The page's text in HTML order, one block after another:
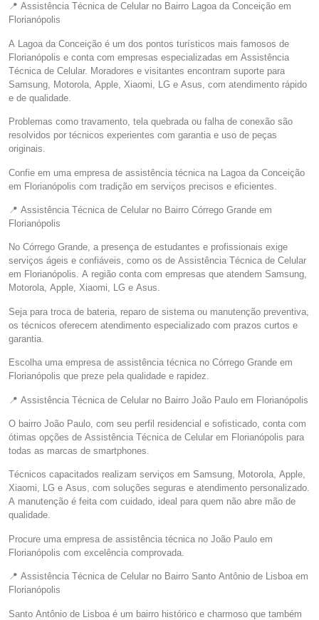
📍 Assistência Técnica de Celular no Bairro Lagoa da Conceição em
Florianópolis
A Lagoa da Conceição é um dos pontos turísticos mais famosos de
Florianópolis e conta com empresas especializadas em Assistência
Técnica de Celular. Moradores e visitantes encontram suporte para
Samsung, Motorola, Apple, Xiaomi, LG e Asus, com atendimento rápido
e de qualidade.
Problemas como travamento, tela quebrada ou falha de conexão são
resolvidos por técnicos experientes com garantia e uso de peças
originais.
Confie em uma empresa de assistência técnica na Lagoa da Conceição
em Florianópolis com tradição em serviços precisos e eficientes.
📍 Assistência Técnica de Celular no Bairro Córrego Grande em
Florianópolis
No Córrego Grande, a presença de estudantes e profissionais exige
serviços ágeis e confiáveis, como os de Assistência Técnica de Celular
em Florianópolis. A região conta com empresas que atendem Samsung,
Motorola, Apple, Xiaomi, LG e Asus.
Seja para troca de bateria, reparo de sistema ou manutenção preventiva,
os técnicos oferecem atendimento especializado com prazos curtos e
garantia.
Escolha uma empresa de assistência técnica no Córrego Grande em
Florianópolis que preze pela qualidade e rapidez.
📍 Assistência Técnica de Celular no Bairro João Paulo em Florianópolis
O bairro João Paulo, com seu perfil residencial e sofisticado, conta com
ótimas opções de Assistência Técnica de Celular em Florianópolis para
todas as marcas de smartphones.
Técnicos capacitados realizam serviços em Samsung, Motorola, Apple,
Xiaomi, LG e Asus, com soluções seguras e atendimento personalizado.
A manutenção é feita com cuidado, ideal para quem não abre mão de
qualidade.
Procure uma empresa de assistência técnica no João Paulo em
Florianópolis com excelência comprovada.
📍 Assistência Técnica de Celular no Bairro Santo Antônio de Lisboa em
Florianópolis
Santo Antônio de Lisboa é um bairro histórico e charmoso que também